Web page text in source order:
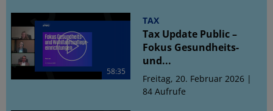
58:35
TAX
Tax Update Public –
Fokus Gesundheits-
und...
Freitag, 20. Februar 2026 |
84 Aufrufe